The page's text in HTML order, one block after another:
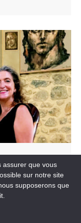
la Harpe et
grands airs
assurer que vous
sur notre site
supposerons que